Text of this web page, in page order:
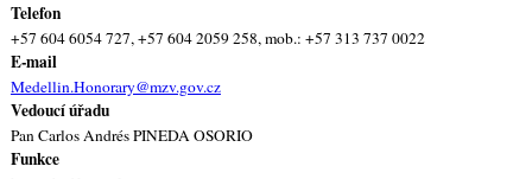
Telefon
+57 604 6054 727, +57 604 2059 258, mob.: +57 313 737 0022
E-mail
Medellin.Honorary@mzv.gov.cz
Vedoucí úřadu
Pan Carlos Andrés PINEDA OSORIO
Funkce